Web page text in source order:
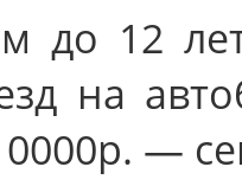
до 12
на
—